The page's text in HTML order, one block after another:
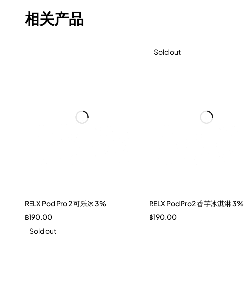
相关产品
RELX Pod Pro 2 可乐冰 3%
฿190.00
Sold out
RELX Pod Pro2 香芋冰淇淋 3%
฿190.00
Sold out